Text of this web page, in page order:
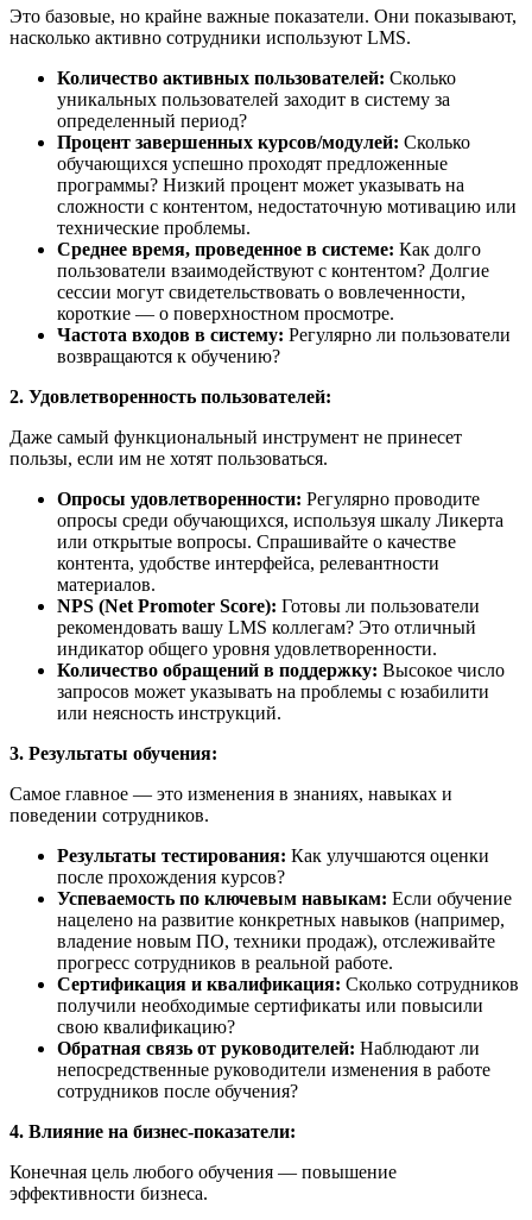
Это базовые, но крайне важные показатели. Они показывают,
насколько активно сотрудники используют LMS.
Количество активных пользователей: Сколько
уникальных пользователей заходит в систему за
определенный период?
Процент завершенных курсов/модулей: Сколько
обучающихся успешно проходят предложенные
программы? Низкий процент может указывать на
сложности с контентом, недостаточную мотивацию или
технические проблемы.
Среднее время, проведенное в системе: Как долго
пользователи взаимодействуют с контентом? Долгие
сессии могут свидетельствовать о вовлеченности,
короткие — о поверхностном просмотре.
Частота входов в систему: Регулярно ли пользователи
возвращаются к обучению?
2. Удовлетворенность пользователей:
Даже самый функциональный инструмент не принесет
пользы, если им не хотят пользоваться.
Опросы удовлетворенности: Регулярно проводите
опросы среди обучающихся, используя шкалу Ликерта
или открытые вопросы. Спрашивайте о качестве
контента, удобстве интерфейса, релевантности
материалов.
NPS (Net Promoter Score): Готовы ли пользователи
рекомендовать вашу LMS коллегам? Это отличный
индикатор общего уровня удовлетворенности.
Количество обращений в поддержку: Высокое число
запросов может указывать на проблемы с юзабилити
или неясность инструкций.
3. Результаты обучения:
Самое главное — это изменения в знаниях, навыках и
поведении сотрудников.
Результаты тестирования: Как улучшаются оценки
после прохождения курсов?
Успеваемость по ключевым навыкам: Если обучение
нацелено на развитие конкретных навыков (например,
владение новым ПО, техники продаж), отслеживайте
прогресс сотрудников в реальной работе.
Сертификация и квалификация: Сколько сотрудников
получили необходимые сертификаты или повысили
свою квалификацию?
Обратная связь от руководителей: Наблюдают ли
непосредственные руководители изменения в работе
сотрудников после обучения?
4. Влияние на бизнес-показатели:
Конечная цель любого обучения — повышение
эффективности бизнеса.